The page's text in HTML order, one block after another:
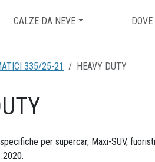
CALZE DA NEVE
335/25-21 HEAVY DUTY
per supercar, Maxi-SUV,